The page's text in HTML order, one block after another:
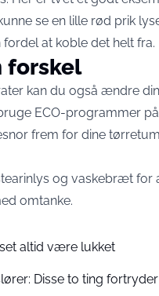
se en lille rød prik
at koble det helt fra.
forskel
kan du også ændre
ECO-programmer
frem for dine
og vaskebræt for
omtanke.
altid være lukket
Disse to ting